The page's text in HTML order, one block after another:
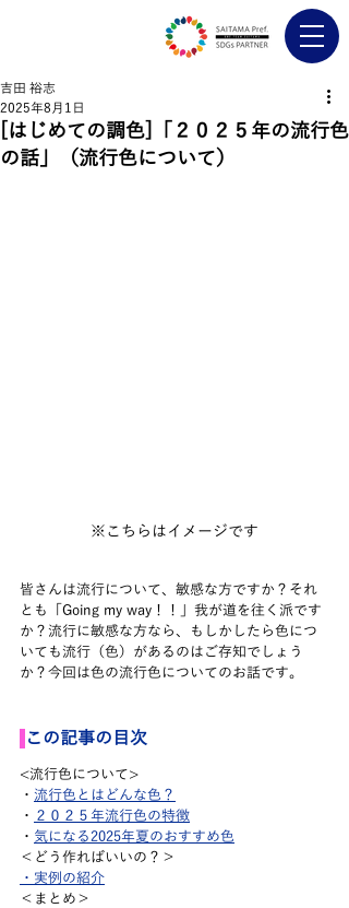
[はじめての調色]「２０２５年の流行色
の話」（流行色について）
吉田 裕志
2025年8月1日
※こちらはイメージです
皆さんは流行について、敏感な方ですか？それ
とも「Going my way！！」我が道を往く派です
か？流行に敏感な方なら、もしかしたら色につ
いても流行（色）があるのはご存知でしょう
か？今回は色の流行色についてのお話です。
この記事の目次
<流行色について>
・ 流行色とはどんな色？
・ ２０２５年流行色の特徴
・ 気になる2025年夏のおすすめ色
＜どう作ればいいの？＞
・実例の紹介
＜まとめ＞